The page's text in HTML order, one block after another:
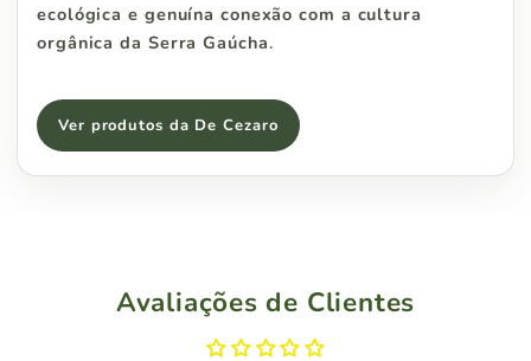
ecológica e genuína conexão com a cultura
orgânica da Serra Gaúcha.
Ver produtos da De Cezaro
Avaliações de Clientes